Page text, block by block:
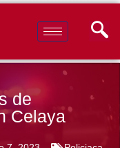
de
Celaya